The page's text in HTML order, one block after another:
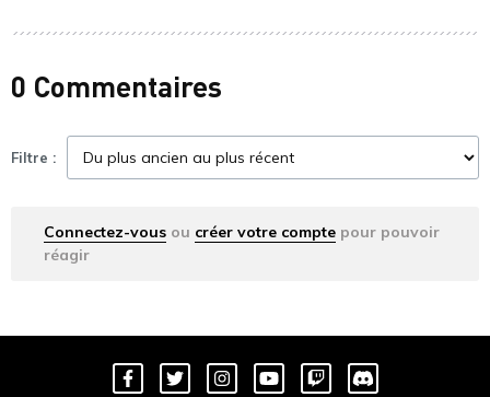
0 Commentaires
Filtre :
Connectez-vous ou créer votre compte pour pouvoir
réagir